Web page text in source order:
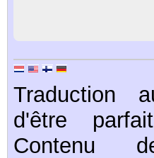
Traduction
d'être
Contenu